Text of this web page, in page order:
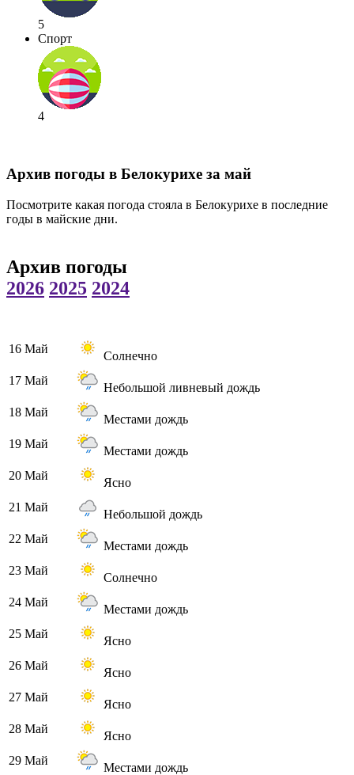
5
Спорт
4
Архив погоды в Белокурихе за май
Посмотрите какая погода стояла в Белокурихе в последние
годы в майские дни.
Архив погоды
2026 2025 2024
16 Май
Солнечно
17 Май
Небольшой ливневый дождь
18 Май
Местами дождь
19 Май
Местами дождь
20 Май
Ясно
21 Май
Небольшой дождь
22 Май
Местами дождь
23 Май
Солнечно
24 Май
Местами дождь
25 Май
Ясно
26 Май
Ясно
27 Май
Ясно
28 Май
Ясно
29 Май
Местами дождь